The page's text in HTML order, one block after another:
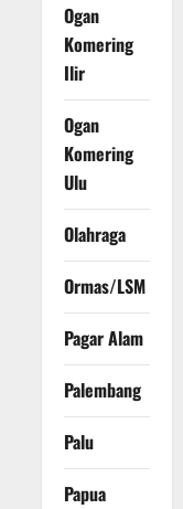
Ogan
Komering
Ilir
Ogan
Komering
Ulu
Olahraga
Ormas/LSM
Pagar Alam
Palembang
Palu
Papua